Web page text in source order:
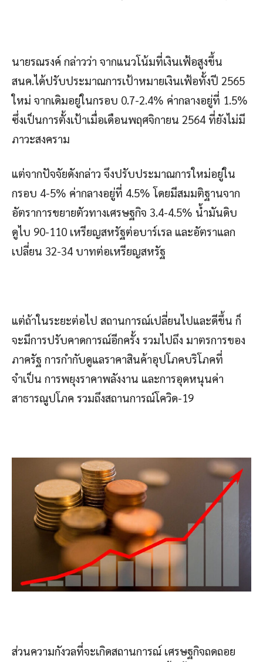
นายรณรงค์ กล่าวว่า จากแนวโน้มที่เงินเฟ้อสูงขึ้น
สนค.ได้ปรับประมาณการเป้าหมายเงินเฟ้อทั้งปี 2565
ใหม่ จากเดิมอยู่ในกรอบ 0.7-2.4% ค่ากลางอยู่ที่ 1.5%
ซึ่งเป็นการตั้งเป้าเมื่อเดือนพฤศจิกายน 2564 ที่ยังไม่มี
ภาวะสงคราม
แต่จากปัจจัยดังกล่าว จึงปรับประมาณการใหม่อยู่ใน
กรอบ 4-5% ค่ากลางอยู่ที่ 4.5% โดยมีสมมติฐานจาก
อัตราการขยายตัวทางเศรษฐกิจ 3.4-4.5% น้ำมันดิบ
ดูไบ 90-110 เหรียญสหรัฐต่อบาร์เรล และอัตราแลก
เปลี่ยน 32-34 บาทต่อเหรียญสหรัฐ
แต่ถ้าในระยะต่อไป สถานการณ์เปลี่ยนไปและดีขึ้น ก็
จะมีการปรับคาดการณ์อีกครั้ง รวมไปถึง มาตรการของ
ภาครัฐ การกำกับดูแลราคาสินค้าอุปโภคบริโภคที่
จำเป็น การพยุงราคาพลังงาน และการอุดหนุนค่า
สาธารณูปโภค รวมถึงสถานการณ์โควิด-19
ส่วนความกังวลที่จะเกิดสถานการณ์ เศรษฐกิจถดถอย